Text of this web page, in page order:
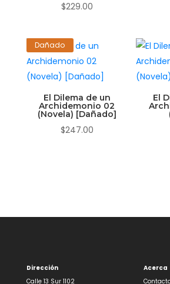
$229.00
Dañado
El Dilema de un
Archidemonio 02
(Novela) [Dañado]
$247.00
El
Dirección
Calle 13 Sur 1102
Acerca